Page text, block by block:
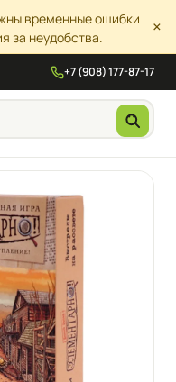
временные ошибки
за неудобства.
×
+7 (908) 177-87-17